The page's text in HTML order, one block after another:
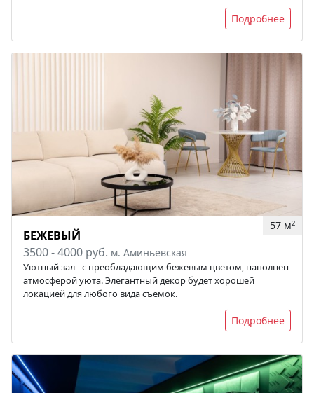
Подробнее
57 м2
БЕЖЕВЫЙ
3500 - 4000 руб. м. Аминьевская
Уютный зал - с преобладающим бежевым цветом, наполнен
атмосферой уюта. Элегантный декор будет хорошей
локацией для любого вида съёмок.
Подробнее